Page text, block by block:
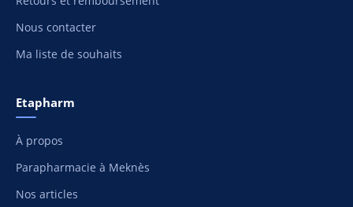
Nous contacter
Ma liste de souhaits
Etapharm
À propos
Parapharmacie à Meknès
Nos articles